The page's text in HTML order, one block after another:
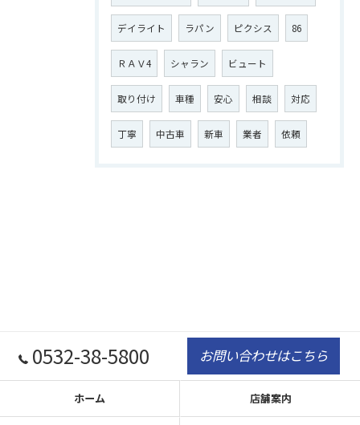
デイライト ラパン ピクシス 86
ＲＡＶ4 シャラン ビュート
取り付け 車種 安心 相談 対応
丁寧 中古車 新車 業者 依頼
0532-38-5800 お問い合わせはこちら
ホーム 店舗案内